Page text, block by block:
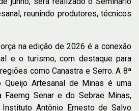
reunindo produtores, técnicos
na edição de 2026 é a conexão
e o turismo, com destaque para
como Canastra e Serro. A 8ª
Artesanal de Minas é uma
Faemg Senar e do Sebrae Minas,
Antônio Ernesto de Salvo